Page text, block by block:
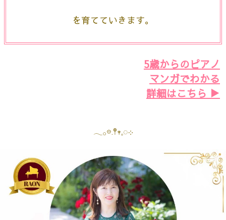
を育てていきます。
5歳からのピアノ
マンガでわかる
詳細はこちら ▶︎
𓂃𓂂𖡼.𖤣𖥧𓈒◌܀